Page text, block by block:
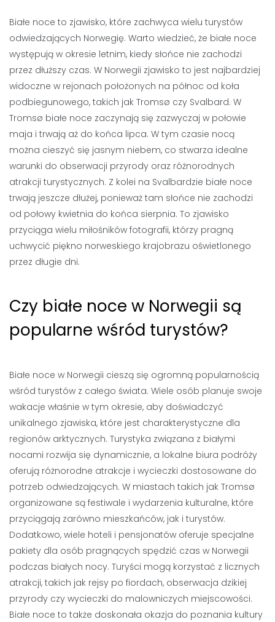
Białe noce to zjawisko, które zachwyca wielu turystów
odwiedzających Norwegię. Warto wiedzieć, że białe noce
występują w okresie letnim, kiedy słońce nie zachodzi
przez dłuższy czas. W Norwegii zjawisko to jest najbardziej
widoczne w rejonach położonych na północ od koła
podbiegunowego, takich jak Tromsø czy Svalbard. W
Tromsø białe noce zaczynają się zazwyczaj w połowie
maja i trwają aż do końca lipca. W tym czasie nocą
można cieszyć się jasnym niebem, co stwarza idealne
warunki do obserwacji przyrody oraz różnorodnych
atrakcji turystycznych. Z kolei na Svalbardzie białe noce
trwają jeszcze dłużej, ponieważ tam słońce nie zachodzi
od połowy kwietnia do końca sierpnia. To zjawisko
przyciąga wielu miłośników fotografii, którzy pragną
uchwycić piękno norweskiego krajobrazu oświetlonego
przez długie dni.
Czy białe noce w Norwegii są
popularne wśród turystów?
Białe noce w Norwegii cieszą się ogromną popularnością
wśród turystów z całego świata. Wiele osób planuje swoje
wakacje właśnie w tym okresie, aby doświadczyć
unikalnego zjawiska, które jest charakterystyczne dla
regionów arktycznych. Turystyka związana z białymi
nocami rozwija się dynamicznie, a lokalne biura podróży
oferują różnorodne atrakcje i wycieczki dostosowane do
potrzeb odwiedzających. W miastach takich jak Tromsø
organizowane są festiwale i wydarzenia kulturalne, które
przyciągają zarówno mieszkańców, jak i turystów.
Dodatkowo, wiele hoteli i pensjonatów oferuje specjalne
pakiety dla osób pragnących spędzić czas w Norwegii
podczas białych nocy. Turyści mogą korzystać z licznych
atrakcji, takich jak rejsy po fiordach, obserwacja dzikiej
przyrody czy wycieczki do malowniczych miejscowości.
Białe noce to także doskonała okazja do poznania kultury